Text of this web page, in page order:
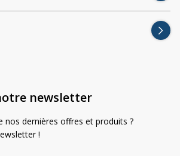
newsletter
nos dernières offres et produits ?
!